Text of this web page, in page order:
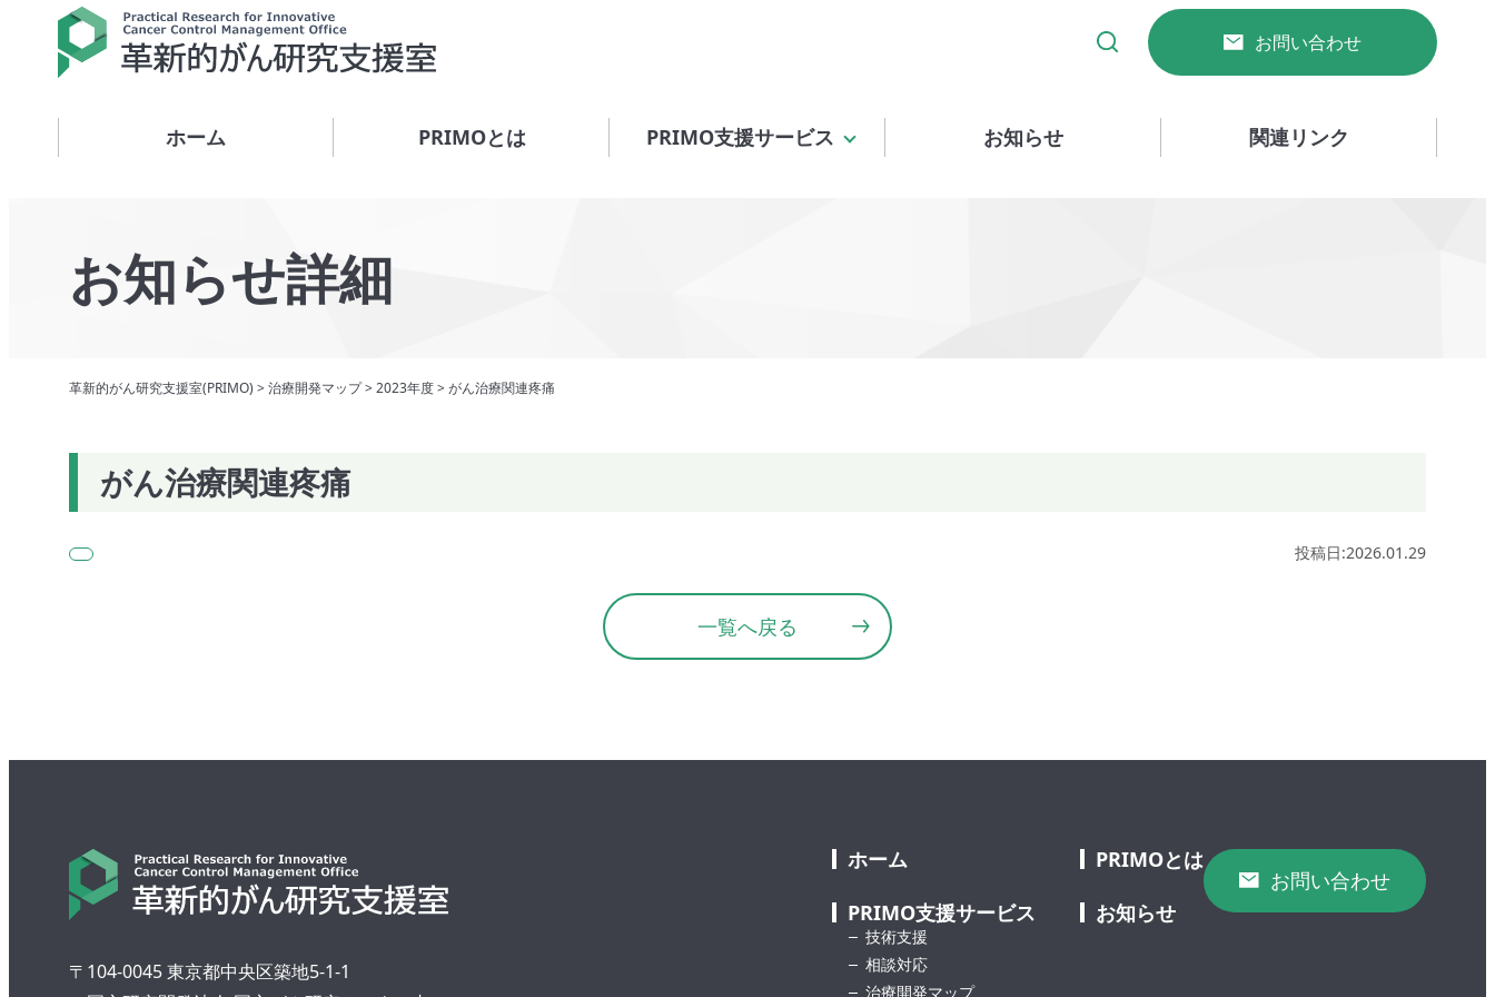
お問い合わせ
ホーム PRIMOとは PRIMO支援サービス お知らせ 関連リンク
お知らせ詳細
革新的がん研究支援室(PRIMO) >治療開発マップ>2023年度>がん治療関連疼痛
がん治療関連疼痛
投稿日:2026.01.29
一覧へ戻る
〒104-0045 東京都中央区築地5-1-1
ホーム
PRIMOとは
PRIMO支援サービス
技術支援
相談対応
治療開発マップ
お知らせ
お問い合わせ